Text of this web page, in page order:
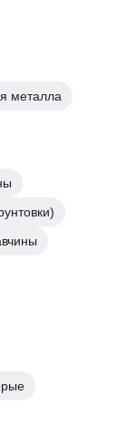
металла